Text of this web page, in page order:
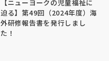
【ニューヨークの児童福祉に
迫る】第49回（2024年度）海
外研修報告書を発行しまし
た！